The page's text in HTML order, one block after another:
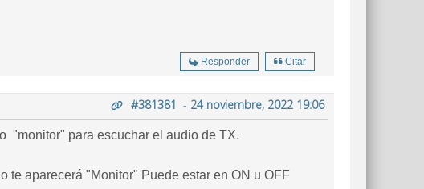
Responder Citar
#381381 - 24 noviembre, 2022 19:06
"monitor" para escuchar el audio de TX.
te aparecerá "Monitor" Puede estar en ON u OFF